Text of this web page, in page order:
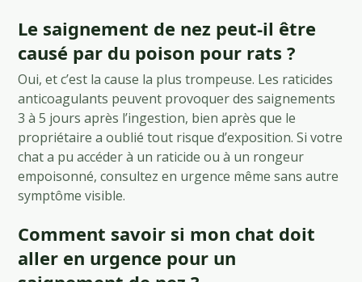
Le saignement de nez peut-il être
causé par du poison pour rats ?
Oui, et c’est la cause la plus trompeuse. Les raticides
anticoagulants peuvent provoquer des saignements
3 à 5 jours après l’ingestion, bien après que le
propriétaire a oublié tout risque d’exposition. Si votre
chat a pu accéder à un raticide ou à un rongeur
empoisonné, consultez en urgence même sans autre
symptôme visible.
Comment savoir si mon chat doit
aller en urgence pour un